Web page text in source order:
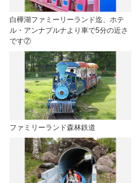
白樺湖ファミーリーランド迄、ホテ
ル・アンナプルナより車で5分の近さ
です⑦
ファミリーランド森林鉄道